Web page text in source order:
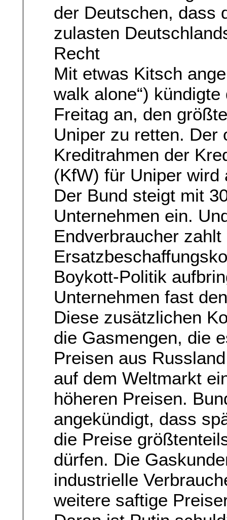
der Deutschen, dass
zulasten
Recht
Mit etwas Kitsch
walk alone“)
Freitag an, den
Uniper zu retten. Der
Kreditrahmen der
(KfW) für Uniper wird
Der Bund steigt mit
Unternehmen ein.
Endverbraucher
Boykott-Politik
Unternehmen fast
Diese zusätzlichen
die Gasmengen, die
Preisen aus
auf dem Weltmarkt
höheren Preisen.
angekündigt, dass
die Preise
dürfen. Die
industrielle
weitere saftige